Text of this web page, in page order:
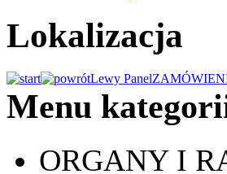
Lokalizacja
Lewy Panel
Menu
ORGANY I